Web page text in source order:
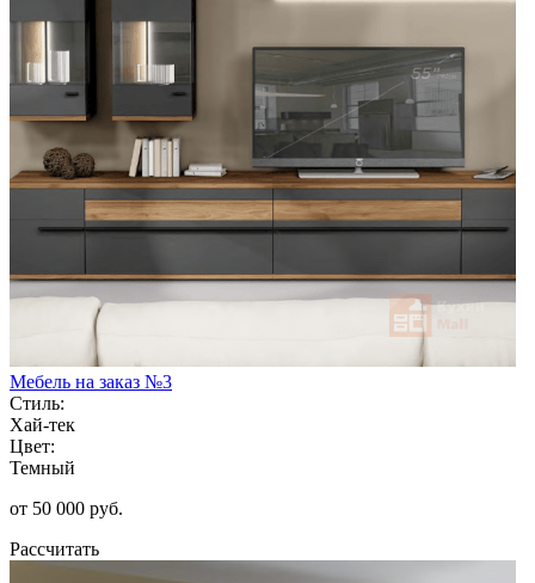
Мебель на заказ №3
Стиль:
Хай-тек
Цвет:
Темный
от 50 000 руб.
Рассчитать